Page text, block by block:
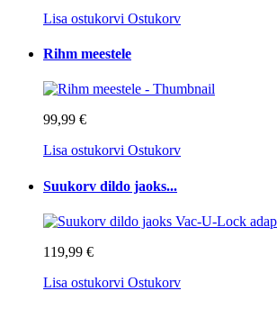
Lisa ostukorvi Ostukorv
Rihm meestele
99,99 €
Lisa ostukorvi Ostukorv
Suukorv dildo jaoks...
119,99 €
Lisa ostukorvi Ostukorv